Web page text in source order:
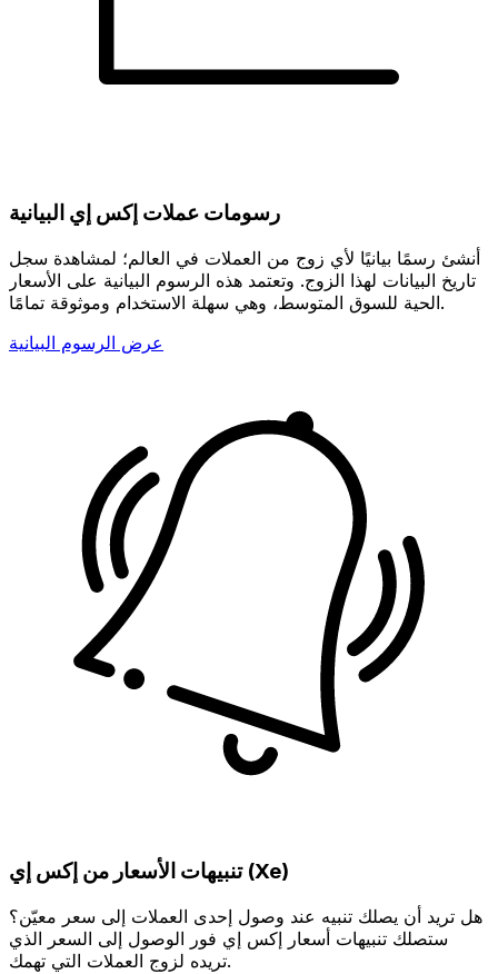
رسومات عملات إكس إي البيانية
أنشئ رسمًا بيانيًا لأي زوج من العملات في العالم؛ لمشاهدة سجل
تاريخ البيانات لهذا الزوج. وتعتمد هذه الرسوم البيانية على الأسعار
الحية للسوق المتوسط، وهي سهلة الاستخدام وموثوقة تمامًا.
عرض الرسوم البيانية
تنبيهات الأسعار من إكس إي (Xe)
هل تريد أن يصلك تنبيه عند وصول إحدى العملات إلى سعر معيّن؟
ستصلك تنبيهات أسعار إكس إي فور الوصول إلى السعر الذي
تريده لزوج العملات التي تهمك.